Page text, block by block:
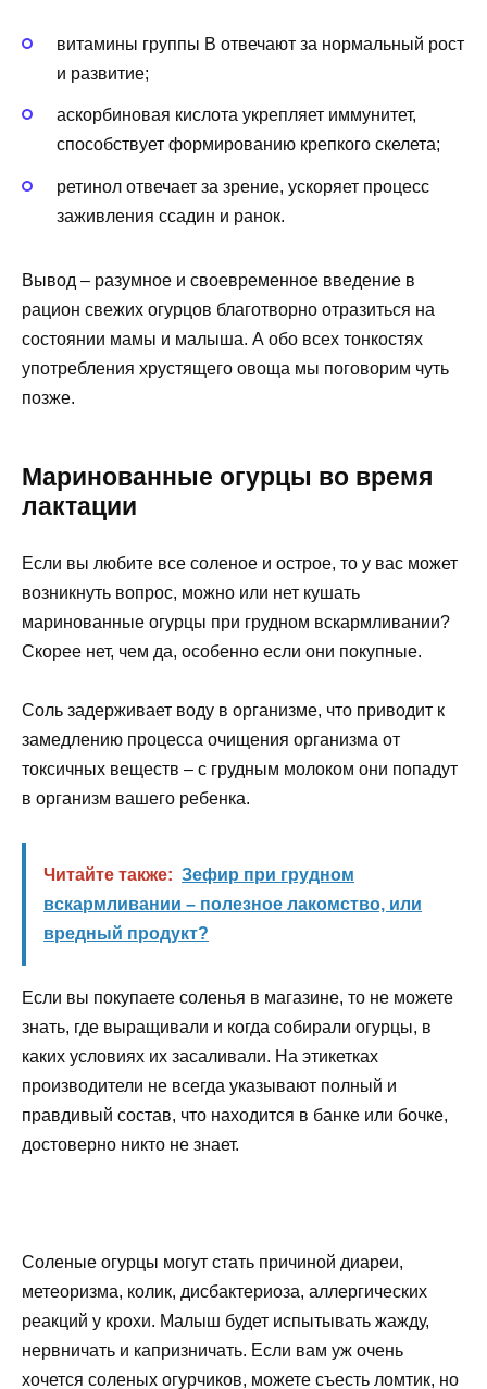
витамины группы B отвечают за нормальный рост
и развитие;
аскорбиновая кислота укрепляет иммунитет,
способствует формированию крепкого скелета;
ретинол отвечает за зрение, ускоряет процесс
заживления ссадин и ранок.
Вывод – разумное и своевременное введение в
рацион свежих огурцов благотворно отразиться на
состоянии мамы и малыша. А обо всех тонкостях
употребления хрустящего овоща мы поговорим чуть
позже.
Маринованные огурцы во время
лактации
Если вы любите все соленое и острое, то у вас может
возникнуть вопрос, можно или нет кушать
маринованные огурцы при грудном вскармливании?
Скорее нет, чем да, особенно если они покупные.
Соль задерживает воду в организме, что приводит к
замедлению процесса очищения организма от
токсичных веществ – с грудным молоком они попадут
в организм вашего ребенка.
Читайте также: Зефир при грудном
вскармливании – полезное лакомство, или
вредный продукт?
Если вы покупаете соленья в магазине, то не можете
знать, где выращивали и когда собирали огурцы, в
каких условиях их засаливали. На этикетках
производители не всегда указывают полный и
правдивый состав, что находится в банке или бочке,
достоверно никто не знает.
Соленые огурцы могут стать причиной диареи,
метеоризма, колик, дисбактериоза, аллергических
реакций у крохи. Малыш будет испытывать жажду,
нервничать и капризничать. Если вам уж очень
хочется соленых огурчиков, можете съесть ломтик, но